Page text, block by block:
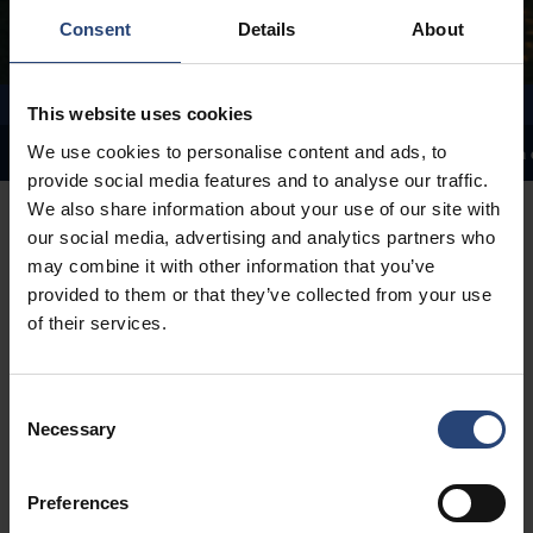
Consent Details About
This website uses cookies
We use cookies to personalise content and ads, to
provide social media features and to analyse our traffic.
We also share information about your use of our site with
our social media, advertising and analytics partners who
may combine it with other information that you’ve
provided to them or that they’ve collected from your use
of their services.
Selection
Necessary
Preferences
Informe de sostenibilidadDeclaración del Director General
Pasar de la